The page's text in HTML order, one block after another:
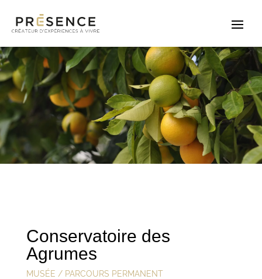
Conservatoire des
Agrumes
MUSÉE / PARCOURS PERMANENT